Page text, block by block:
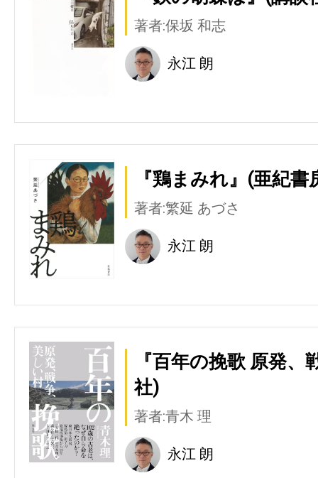
著者:保坂 和志
永江 朗
『鶏まみれ』(亜紀書
著者:繁延 あづさ
永江 朗
『百年の挽歌 原発
社)
著者:青木 理
永江 朗